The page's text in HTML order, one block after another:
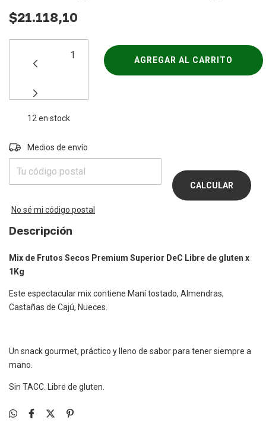
$21.118,10
12 en stock
Entregas para el CP:
Medios de envío
CALCULAR
No sé mi código postal
Descripción
Mix de Frutos Secos Premium Superior DeC Libre de gluten x
1Kg
Este espectacular mix contiene Maní tostado, Almendras,
Castañas de Cajú, Nueces.
Un snack gourmet, práctico y lleno de sabor para tener siempre a
mano.
Sin TACC. Libre de gluten.